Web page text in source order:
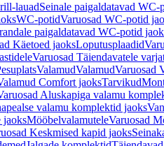
lauadSeinale paigaldatavad WC-
WC-potidVaruosad WC-potid
paigaldatavad WC-potid
Käetoed jaoksLoputusplaadid
Varuosad Täiendavatele
ValamudValamudVaruosad
Comfort jaoksTarvikud
Aluskapiga valamu
valamu komplektid jaoks
jaoksMööbelvalamuteleVaruosad
Keskmised kapid jaoks